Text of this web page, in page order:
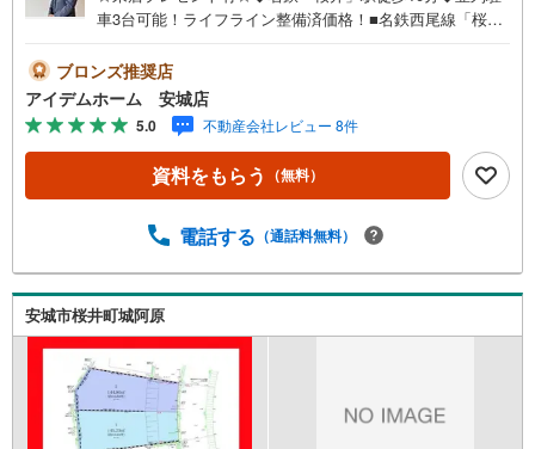
車3台可能！ライフライン整備済価格！■名鉄西尾線「桜井
済価格！■土地面積43坪以上☆■道路との高低差無し♪《本
日見学OK！》営業時間内（9:00～19:00）は、下記電話フ
ォームよりお電話をして頂けるとスムーズに見学のご案内
ができます。＜自己資金0円でも大丈夫！＞*水曜日も営業
しております！*今から見たい！聞きたい！にスピード対
応！*自己資金なしでも購入出来ます！*自営業の方・買い
ご来店のメリット・ネット掲載以外の発売予定物件の情報
進捗状況の提供・豊富な物件情報の中からお客様のご要望
に合わせて物件をご紹介～*アイデムホームではお客様第一
での営業を心掛けております*～是非お気軽にお問い合わせ
くださいませ！
ブロンズ推奨店
アイデムホーム 安城店
5.0 不動産会社レビュー 8件
資料をもらう （無料）
電話する （通話料無料）
安城市桜井町城阿原